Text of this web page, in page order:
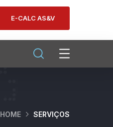
E-CALC AS&V
HOME SERVIÇOS